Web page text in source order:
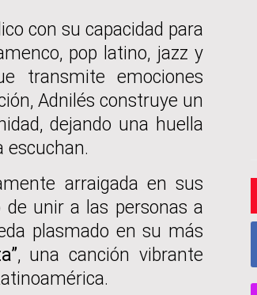
con su capacidad para
pop latino, jazz y
transmite emociones
Adnilés construye un
dejando una huella
escuchan.
arraigada en sus
unir a las personas a
plasmado en su más
, una canción vibrante